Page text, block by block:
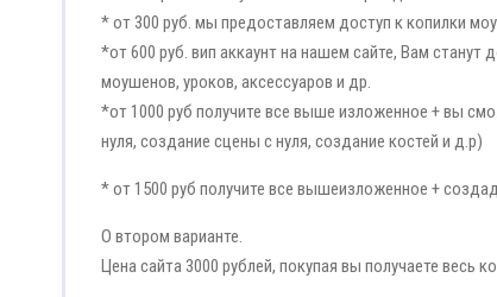
* от 300 руб. мы предоставляем доступ к копилки
*от 600 руб. вип аккаунт на нашем сайте, Вам
моушенов, уроков, аксессуаров и др.
*от 1000 руб получите все выше изложенное + вы
нуля, создание сцены с нуля, создание костей и д.р)
* от 1500 руб получите все вышеизложенное +
О втором варианте.
Цена сайта 3000 рублей, покупая вы получаете весь